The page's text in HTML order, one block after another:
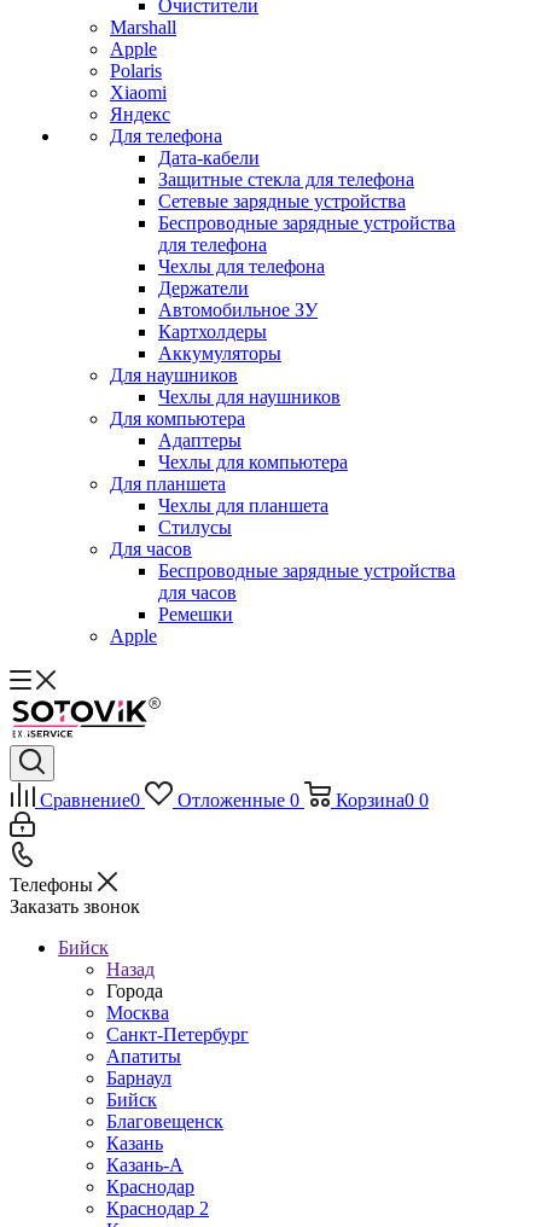
Очистители
Marshall
Apple
Polaris
Xiaomi
Яндекс
Для телефона
Дата-кабели
Защитные стекла для телефона
Сетевые зарядные устройства
Беспроводные зарядные устройства
для телефона
Чехлы для телефона
Держатели
Автомобильное ЗУ
Картхолдеры
Аккумуляторы
Для наушников
Чехлы для наушников
Для компьютера
Адаптеры
Чехлы для компьютера
Для планшета
Чехлы для планшета
Стилусы
Для часов
Беспроводные зарядные устройства
для часов
Ремешки
Apple
Сравнение0 Отложенные 0 Корзина0 0
Телефоны
Заказать звонок
Бийск
Назад
Города
Москва
Санкт-Петербург
Апатиты
Барнаул
Бийск
Благовещенск
Казань
Казань-А
Краснодар
Краснодар 2